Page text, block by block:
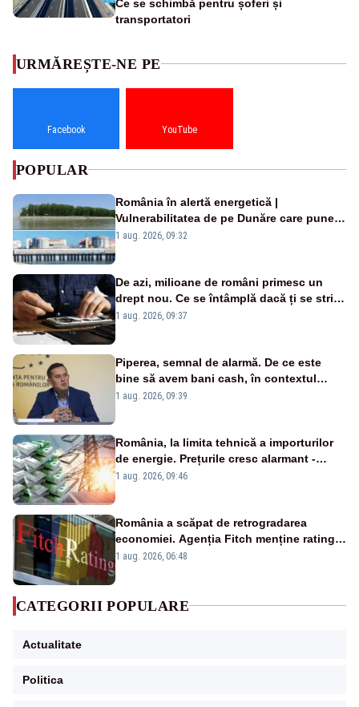
Ce se schimbă pentru șoferi și
transportatori
URMĂREȘTE-NE PE
Facebook YouTube
POPULAR
România în alertă energetică |
Vulnerabilitatea de pe Dunăre care pune
în pericol Centrala Cernavodă era
1 aug. 2026, 09:32
De azi, milioane de români primesc un
drept nou. Ce se întâmplă dacă ți se strică
un produs
1 aug. 2026, 09:37
Piperea, semnal de alarmă. De ce este
bine să avem bani cash, în contextul
alertei energetice?
1 aug. 2026, 09:39
România, la limita tehnică a importurilor
de energie. Prețurile cresc alarmant -
Analiză Realitatea Plus
1 aug. 2026, 09:46
România a scăpat de retrogradarea
economiei. Agenția Fitch menține ratingul
„BBB-” cu perspectivă negativă
1 aug. 2026, 06:48
CATEGORII POPULARE
Actualitate
Politica